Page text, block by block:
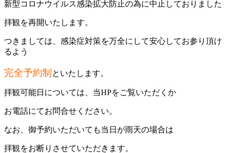
新型コロナウイルス感染拡大防止の為に中止しておりました
拝観を再開いたします。
つきましては、感染症対策を万全にして安心してお参り頂け
るよう
完全予約制 といたします。
拝観可能日については、当HPをご覧いただくか
お電話にてお問合せください。
なお、御予約いただいても当日が雨天の場合は
拝観をお断りさせていただきます。